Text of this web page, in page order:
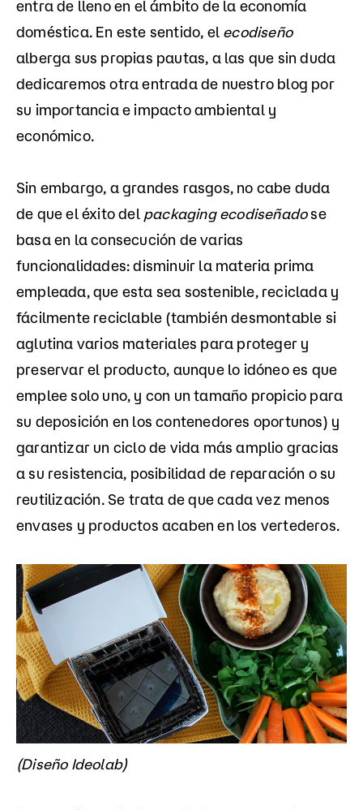
entra de lleno en el ámbito de la economía
doméstica. En este sentido, el ecodiseño
alberga sus propias pautas, a las que sin duda
dedicaremos otra entrada de nuestro blog por
su importancia e impacto ambiental y
económico.
Sin embargo, a grandes rasgos, no cabe duda
de que el éxito del packaging ecodiseñadose
basa en la consecución de varias
funcionalidades: disminuir la materia prima
empleada, que esta sea sostenible, reciclada y
fácilmente reciclable (también desmontable si
aglutina varios materiales para proteger y
preservar el producto, aunque lo idóneo es que
emplee solo uno, y con un tamaño propicio para
su deposición en los contenedores oportunos) y
garantizar un ciclo de vida más amplio gracias
a su resistencia, posibilidad de reparación o su
reutilización. Se trata de que cada vez menos
envases y productos acaben en los vertederos.
(Diseño Ideolab)